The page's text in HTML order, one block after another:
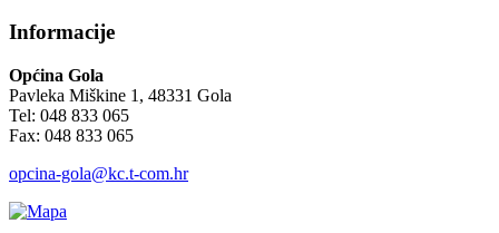
Informacije
Općina Gola
Pavleka Miškine 1, 48331 Gola
Tel: 048 833 065
Fax: 048 833 065
opcina-gola@kc.t-com.hr